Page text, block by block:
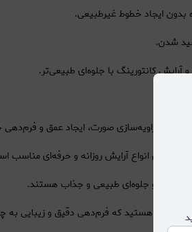
بدون ایجاد خطوط غیرطبیعی.
شدن.
کانتورینگ با جلوه‌ای طبیعی‌تر.
برای انواع آرایش روزانه و حرفه‌ای مناسب
آسان و جلوه‌ای طبیعی و جذاب هستند.